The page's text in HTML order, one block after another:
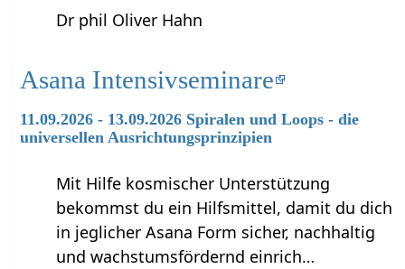
Dr phil Oliver Hahn
Asana Intensivseminare
11.09.2026 - 13.09.2026 Spiralen und Loops - die
universellen Ausrichtungsprinzipien
Mit Hilfe kosmischer Unterstützung
bekommst du ein Hilfsmittel, damit du dich
in jeglicher Asana Form sicher, nachhaltig
und wachstumsfördernd einrich…